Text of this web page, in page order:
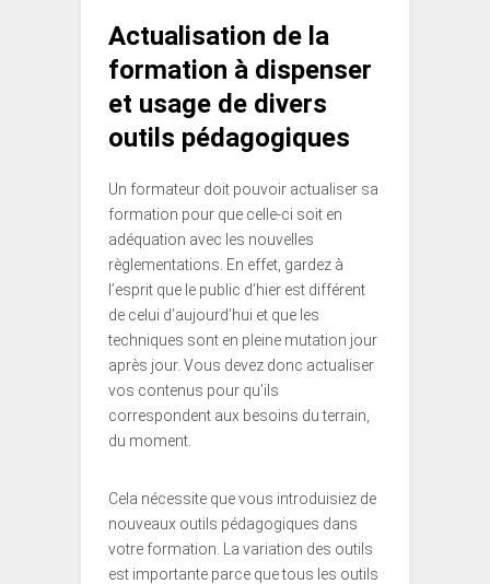
Actualisation de la
formation à dispenser
et usage de divers
outils pédagogiques
Un formateur doit pouvoir actualiser sa
formation pour que celle-ci soit en
adéquation avec les nouvelles
règlementations. En effet, gardez à
l’esprit que le public d’hier est différent
de celui d’aujourd’hui et que les
techniques sont en pleine mutation jour
après jour. Vous devez donc actualiser
vos contenus pour qu’ils
correspondent aux besoins du terrain,
du moment.
Cela nécessite que vous introduisiez de
nouveaux outils pédagogiques dans
votre formation. La variation des outils
est importante parce que tous les outils